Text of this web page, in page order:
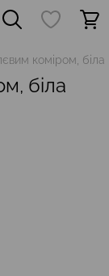
коміром, біла
біла